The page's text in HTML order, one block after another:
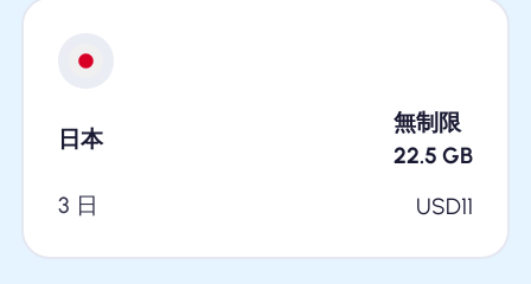
日本
無制限
22.5 GB
3 日
USD11